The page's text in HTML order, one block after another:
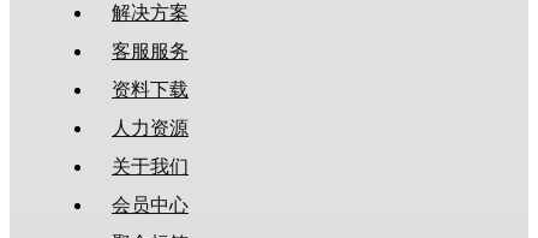
解决方案
客服服务
资料下载
人力资源
关于我们
会员中心